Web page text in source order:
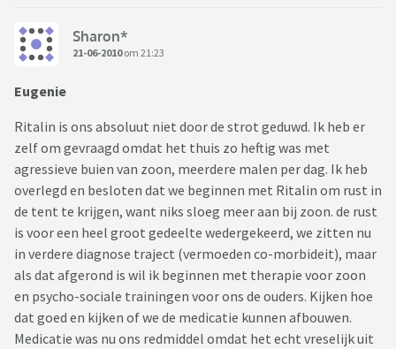
Sharon*
21-06-2010om 21:23
Eugenie
Ritalin is ons absoluut niet door de strot geduwd. Ik heb er
zelf om gevraagd omdat het thuis zo heftig was met
agressieve buien van zoon, meerdere malen per dag. Ik heb
overlegd en besloten dat we beginnen met Ritalin om rust in
de tent te krijgen, want niks sloeg meer aan bij zoon. de rust
is voor een heel groot gedeelte wedergekeerd, we zitten nu
in verdere diagnose traject (vermoeden co-morbideit), maar
als dat afgerond is wil ik beginnen met therapie voor zoon
en psycho-sociale trainingen voor ons de ouders. Kijken hoe
dat goed en kijken of we de medicatie kunnen afbouwen.
Medicatie was nu ons redmiddel omdat het echt vreselijk uit